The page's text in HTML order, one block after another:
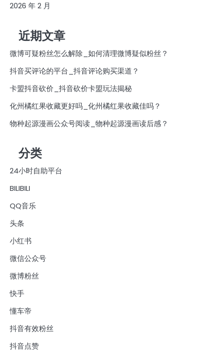
2026 年 2 月
近期文章
微博可疑粉丝怎么解除_如何清理微博疑似粉丝？
抖音买评论的平台_抖音评论购买渠道？
卡盟抖音砍价_抖音砍价卡盟玩法揭秘
化州橘红果收藏更好吗_化州橘红果收藏佳吗？
物种起源漫画公众号阅读_物种起源漫画读后感？
分类
24小时自助平台
BILIBILI
QQ音乐
头条
小红书
微信公众号
微博粉丝
快手
懂车帝
抖音有效粉丝
抖音点赞